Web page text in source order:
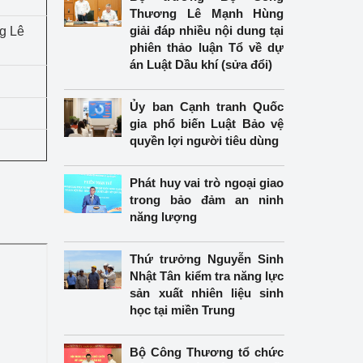
Lê
Thương Lê Mạnh Hùng
giải đáp nhiều nội dung tại
phiên thảo luận Tổ về dự
án Luật Dầu khí (sửa đổi)
Ủy ban Cạnh tranh Quốc
gia phổ biến Luật Bảo vệ
quyền lợi người tiêu dùng
Phát huy vai trò ngoại giao
trong bảo đảm an ninh
năng lượng
Thứ trưởng Nguyễn Sinh
Nhật Tân kiểm tra năng lực
sản xuất nhiên liệu sinh
học tại miền Trung
Bộ Công Thương tổ chức